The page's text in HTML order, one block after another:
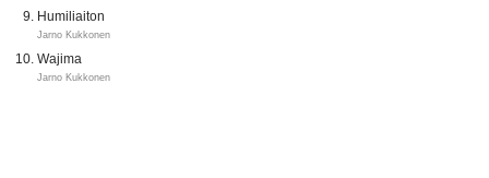
Humiliaiton
Jarno Kukkonen
Wajima
Jarno Kukkonen